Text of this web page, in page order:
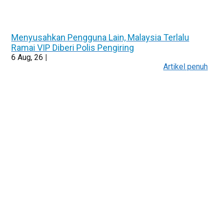
Menyusahkan Pengguna Lain, Malaysia Terlalu
Ramai VIP Diberi Polis Pengiring
6 Aug, 26 |
Artikel penuh